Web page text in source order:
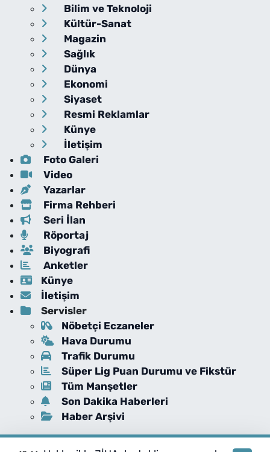
Bilim ve Teknoloji
Kültür-Sanat
Magazin
Sağlık
Dünya
Ekonomi
Siyaset
Resmi Reklamlar
Künye
İletişim
Foto Galeri
Video
Yazarlar
Firma Rehberi
Seri İlan
Röportaj
Biyografi
Anketler
Künye
İletişim
Servisler
Nöbetçi Eczaneler
Hava Durumu
Trafik Durumu
Süper Lig Puan Durumu ve Fikstür
Tüm Manşetler
Son Dakika Haberleri
Haber Arşivi